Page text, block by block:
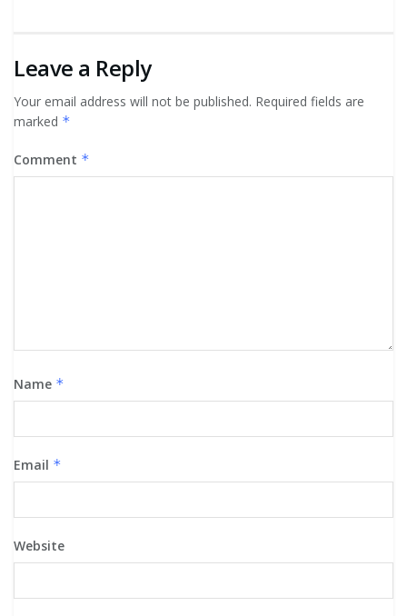
Leave a Reply
Your email address will not be published. Required fields are
marked *
Comment *
Name *
Email *
Website